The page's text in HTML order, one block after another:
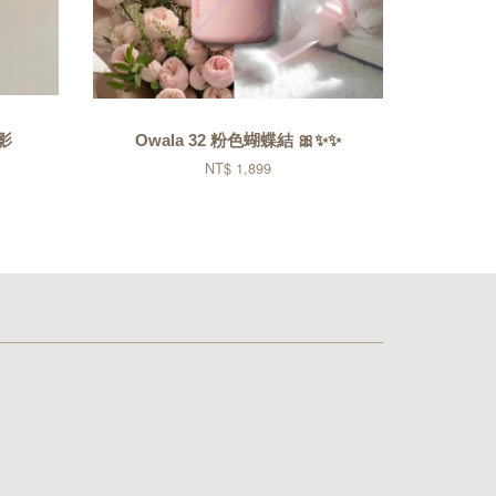
Owala 32 粉色蝴蝶結 🎀✨✨
NT$ 1,899